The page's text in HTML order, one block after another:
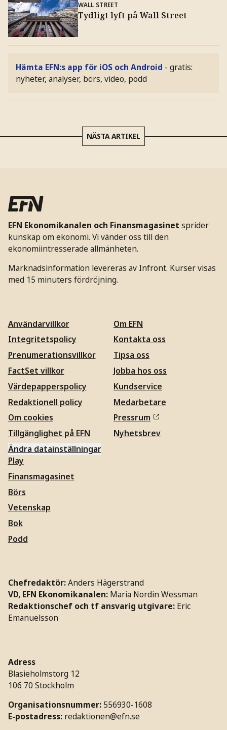
WALL STREET
Tydligt lyft på Wall Street
Hämta EFN:s app för iOS och Android - gratis:
nyheter, analyser, börs, video, podd
NÄSTA ARTIKEL
EFN Ekonomikanalen och Finansmagasinet sprider
kunskap om ekonomi. Vi vänder oss till den
ekonomiintresserade allmänheten.
Marknadsinformation levereras av Infront. Kurser visas
med 15 minuters fördröjning.
Användarvillkor
Integritetspolicy
Prenumerationsvillkor
FactSet villkor
Värdepapperspolicy
Redaktionell policy
Om cookies
Tillgänglighet på EFN
Ändra datainställningar
Om EFN
Kontakta oss
Tipsa oss
Jobba hos oss
Kundservice
Medarbetare
Pressrum
Nyhetsbrev
Play
Finansmagasinet
Börs
Vetenskap
Bok
Podd
Chefredaktör:Anders Hägerstrand
VD, EFN Ekonomikanalen: Maria Nordin Wessman
Redaktionschef och tf ansvarig utgivare: Eric
Emanuelsson
Adress
Blasieholmstorg 12
106 70 Stockholm
Organisationsnummer: 556930-1608
E-postadress: redaktionen@efn.se